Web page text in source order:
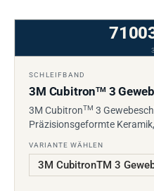
SCHLEIFBAND
3M CubitronTM3
3M CubitronTM 3
Präzisionsgeformte
VARIANTE WÄHLEN